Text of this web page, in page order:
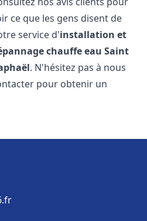
ce que les gens disent de
service d'installation et
chauffe eau Saint
. N'hésitez pas à nous
pour obtenir un